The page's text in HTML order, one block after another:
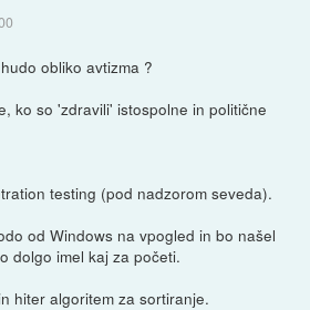
obliko avtizma ?
ko so 'zdravili' istospolne in politične
testing (pod nadzorom seveda).
od Windows na vpogled in bo našel
dolgo imel kaj za početi.
hiter algoritem za sortiranje.